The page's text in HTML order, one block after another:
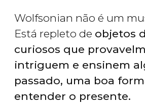
Wolfsonian não é um
Está repleto de objetos
curiosos que
intriguem e ensinem
passado, uma boa
entender o presente.